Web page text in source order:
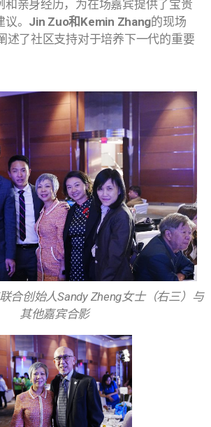
和亲身经历，为在场嘉宾提供了宝贵
。 Jin Zuo和Kemin Zhang的现场
述了社区支持对于培养下一代的重要
合创始人Sandy Zheng女士（右三）与
其他嘉宾合影